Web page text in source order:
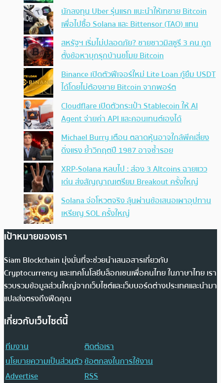
นักลงทุน Uber รุ่นแรก แนะนำให้เทขาย Bitcoin
เพื่อไปซื้อ Solana และ Bittensor (TAO) แทน
สหรัฐฯ เริ่มไม่ปลอดภัย? ชายชาวมิสซูรี 3 คน ถูก
ตั้งข้อหาบุกรุกบ้านขโมย Bitcoin
Binance เปิดตัวฟีเจอร์ใหม่ Lite Loan กู้ยืม USDT
ได้โดยไม่ต้องขาย Bitcoin จากพอร์ต
Cloudflare เปิดตัวกระเป๋า Stablecoin ให้ AI
Agent จ่ายค่า API และคอนเทนต์เองได้
Michael Burry เตือน ตลาดหุ้นอาจใกล้พีคเสี่ยง
ดิ่งแรง ย้ำวิกฤตปี 1987 อาจซ้ำรอย
XRP-Solana หลบไป : ส่อง 3 Altcoins ฉายแวว
เด่น ส่งสัญญาณเตรียม Breakout ครั้งใหญ่
Solana จ่อโหวตจริง ลุ้นผ่านข้อเสนอเผาอุปทาน
เหรียญ SOL ครั้งใหญ่
เป้าหมายของเรา
Siam Blockchain มุ่งมั่นที่จะช่วยนำเสนอสารเกี่ยวกับ
Cryptocurrency และเทคโนโลยีบล็อกเชนเพื่อคนไทย ในภาษาไทย เรา
รวบรวมข้อมูลส่วนใหญ่จากเว็บไซต์และเว็บบอร์ดต่างประเทศและนำมา
แปลส่งตรงถึงฟีดคุณ
เกี่ยวกับเว็บไซต์นี้
ทีมงาน
ติดต่อเรา
นโยบายความเป็นส่วนตัวข้อตกลงในการใช้งาน
Advertise
RSS